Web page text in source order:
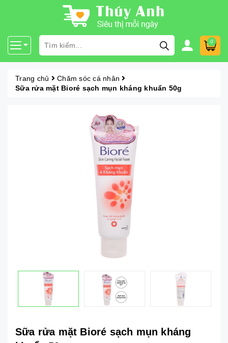
0
Trang chủ
Chăm sóc cá nhân
Sữa rửa mặt Bioré sạch mụn kháng khuẩn 50g
Sữa rửa mặt Bioré sạch mụn kháng